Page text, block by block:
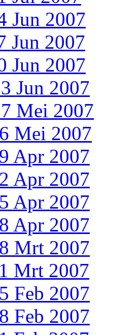
Jun 2007
Jun 2007
Jun 2007
Jun 2007
Mei 2007
Mei 2007
Apr 2007
Apr 2007
Apr 2007
Apr 2007
Mrt 2007
Mrt 2007
Feb 2007
Feb 2007